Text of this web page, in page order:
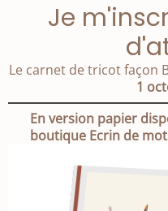
Je
Le carnet de tricot façon
1
En version papier
boutique Ecrin de